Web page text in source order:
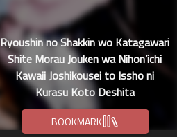
Ryoushin no Shakkin wo Katagawari
Shite Morau Jouken wa Nihon’ichi
Kawaii Joshikousei to Issho ni
Kurasu Koto Deshita
BOOKMARK